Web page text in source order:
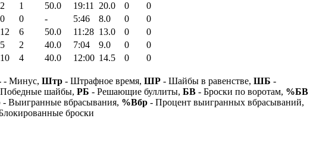
2 1 50.0 19:11 20.0 0
0
0 0 - 5:46 8.0 0
0
12 6 50.0 11:28 13.0 0
0
5 2 40.0 7:04 9.0 0
0
10 4 40.0 12:00 14.5 0
0
- Минус, Штр - Штрафное время, ШР - Шайбы в равенстве, ШБ -
шайбы, РБ - Решающие буллиты, БВ - Броски по воротам, %БВ
- Выигранные вбрасывания, %Вбр - Процент выигранных вбрасываний,
броски